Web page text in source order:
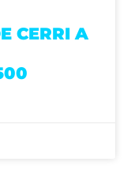
CERRI A